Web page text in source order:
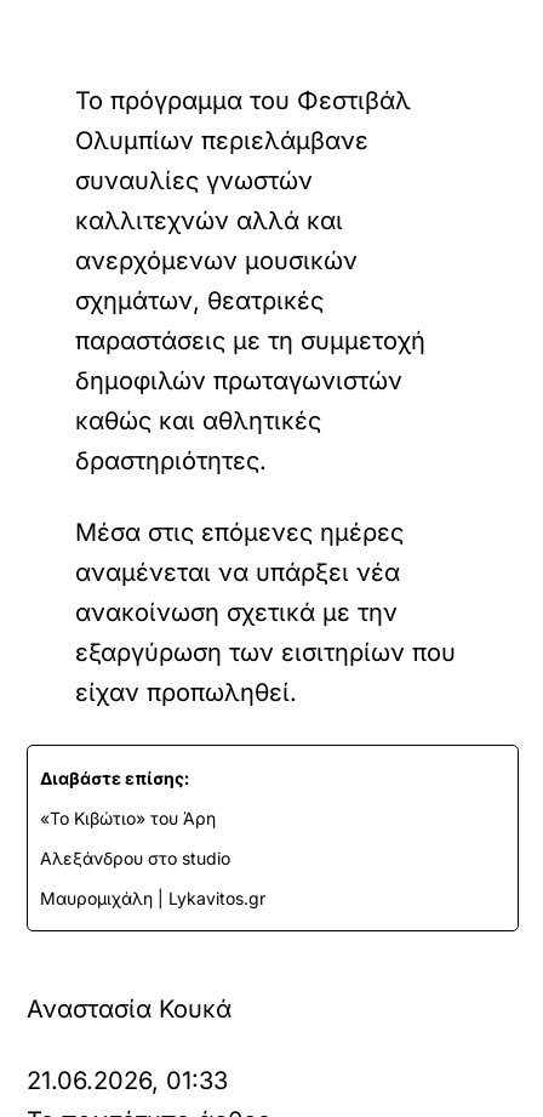
Το πρόγραμμα του Φεστιβάλ
Ολυμπίων περιελάμβανε
συναυλίες γνωστών
καλλιτεχνών αλλά και
ανερχόμενων μουσικών
σχημάτων, θεατρικές
παραστάσεις με τη συμμετοχή
δημοφιλών πρωταγωνιστών
καθώς και αθλητικές
δραστηριότητες.
Μέσα στις επόμενες ημέρες
αναμένεται να υπάρξει νέα
ανακοίνωση σχετικά με την
εξαργύρωση των εισιτηρίων που
είχαν προπωληθεί.
Διαβάστε επίσης:
«Το Κιβώτιο» του Άρη
Αλεξάνδρου στο studio
Μαυρομιχάλη | Lykavitos.gr
Αναστασία Κουκά
21.06.2026, 01:33